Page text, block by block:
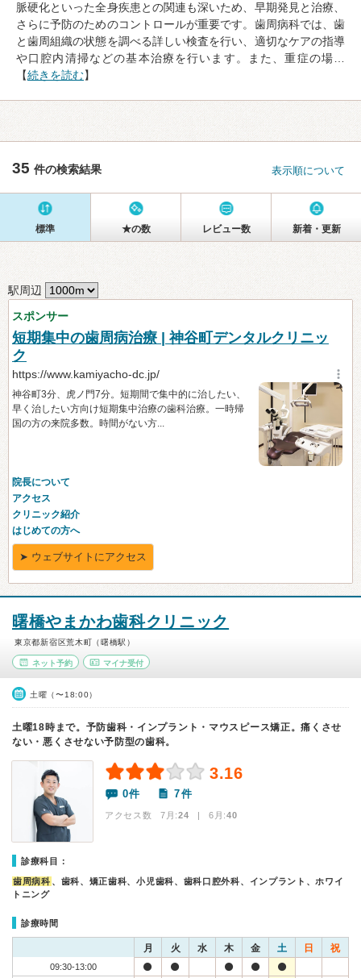
脈硬化といった全身疾患との関連も深いため、早期発見と治療、
さらに予防のためのコントロールが重要です。歯周病科では、歯
と歯周組織の状態を調べる詳しい検査を行い、適切なケアの指導
や口腔内清掃などの基本治療を行います。また、重症の場…
【続きを読む】
35 件の検索結果 表示順について
標準 ★の数 レビュー数 新着・更新
駅周辺
曙橋やまかわ歯科クリニック
東京都新宿区荒木町（曙橋駅）
ネット予約 マイナ受付
土曜（〜18:00）
土曜18時まで。予防歯科・インプラント・マウスピース矯正。痛くさせ
ない・悪くさせない予防型の歯科。
3.16
0件 7件
アクセス数 7月:24 | 6月:40
診療科目：
歯周病科 、歯科、矯正歯科、小児歯科、歯科口腔外科、インプラント、ホワイ
トニング
診療時間
月 火 水 木 金 土 日 祝
09:30-13:00